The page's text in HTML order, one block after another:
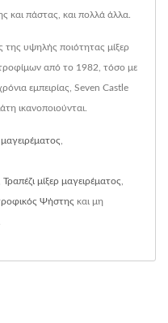
και πάστας, και πολλά άλλα.
της υψηλής ποιότητας μίξερ
τροφίμων από το 1982, τόσο με
εμπειρίας, Seven Castle
ικανοποιούνται.
Τραπέζι μίξερ μαγειρέματος
Ψήστης και μη